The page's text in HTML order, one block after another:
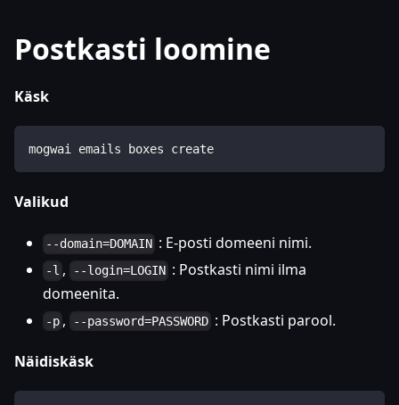
Postkasti loomine
Käsk
mogwai emails boxes create
Valikud
--domain=DOMAIN : E-posti domeeni nimi.
-l , --login=LOGIN : Postkasti nimi ilma
domeenita.
-p , --password=PASSWORD : Postkasti parool.
Näidiskäsk